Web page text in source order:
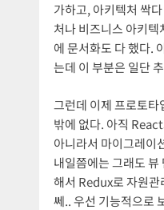
가하고, 아키텍처 싹
처나 비즈니스 아키
에 문서화도 다 했다.
는데 이 부분은 일단
그런데 이제 프로토
밖에 없다. 아직
아니라서 마이그레이
내일쯤에는 그래도
해서 Redux로 자원관
쎄.. 우선 기능적으로